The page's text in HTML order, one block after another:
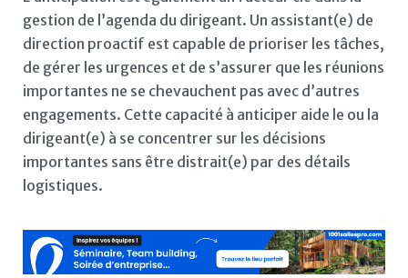
gestion de l’agenda du dirigeant. Un assistant(e) de
direction proactif est capable de prioriser les tâches,
de gérer les urgences et de s’assurer que les réunions
importantes ne se chevauchent pas avec d’autres
engagements. Cette capacité à anticiper aide le ou la
dirigeant(e) à se concentrer sur les décisions
importantes sans être distrait(e) par des détails
logistiques.